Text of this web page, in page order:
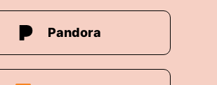
zurückgehen.
Pandora